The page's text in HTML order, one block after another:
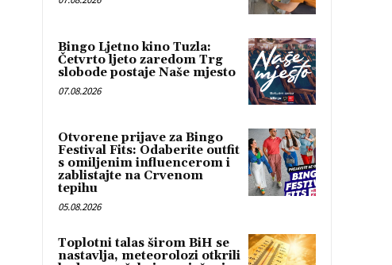
Bingo Ljetno kino Tuzla:
Četvrto ljeto zaredom Trg
slobode postaje Naše mjesto
07.08.2026
Otvorene prijave za Bingo
Festival Fits: Odaberite outfit
s omiljenim influencerom i
zablistajte na Crvenom
tepihu
05.08.2026
Toplotni talas širom BiH se
nastavlja, meteorolozi otkrili